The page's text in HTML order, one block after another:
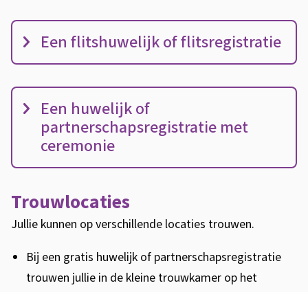
e
e
n
Een flitshuwelijk of flitsregistratie
Een huwelijk of
partnerschapsregistratie met
ceremonie
Trouwlocaties
Jullie kunnen op verschillende locaties trouwen.
Bij een gratis huwelijk of partnerschapsregistratie
trouwen jullie in de kleine trouwkamer op het